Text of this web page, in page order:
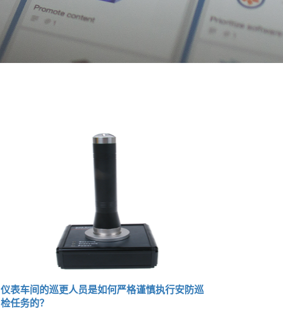
仪表车间的巡更人员是如何严格谨慎执行安防巡
检任务的？